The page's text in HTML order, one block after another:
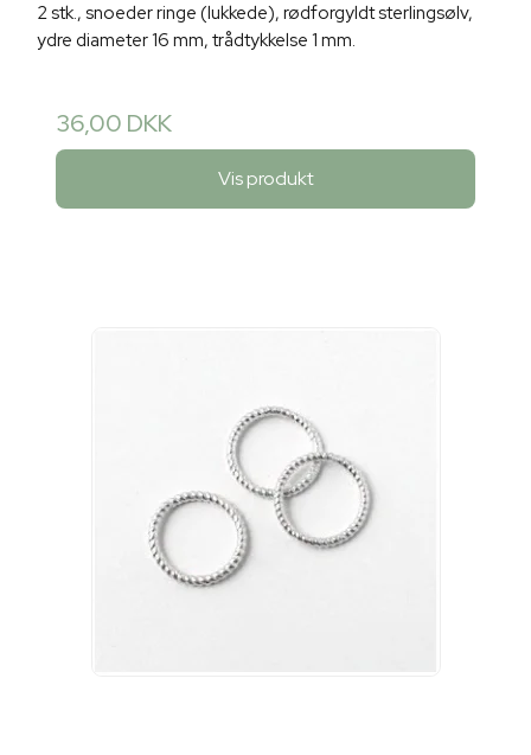
2 stk., snoeder ringe (lukkede), rødforgyldt sterlingsølv,
ydre diameter 16 mm, trådtykkelse 1 mm.
36,00 DKK
Vis produkt